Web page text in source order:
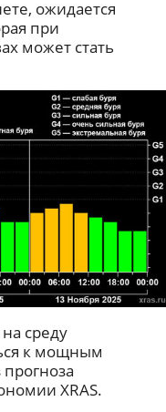
ожидается
при
может стать
среду
к мощным
XRAS.